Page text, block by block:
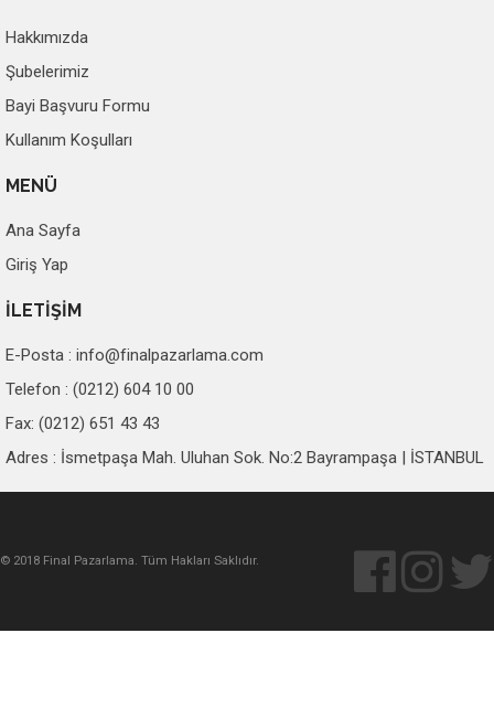
Hakkımızda
Şubelerimiz
Bayi Başvuru Formu
Kullanım Koşulları
MENÜ
Ana Sayfa
Giriş Yap
İLETİŞİM
E-Posta : info@finalpazarlama.com
Telefon : (0212) 604 10 00
Fax: (0212) 651 43 43
Adres : İsmetpaşa Mah. Uluhan Sok. No:2 Bayrampaşa | İSTANBUL
© 2018 Final Pazarlama. Tüm Hakları Saklıdır.